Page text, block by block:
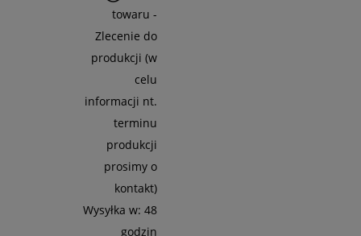
towaru -
Zlecenie do
produkcji (w
celu
informacji nt.
terminu
produkcji
prosimy o
kontakt)
Wysyłka w: 48
godzin